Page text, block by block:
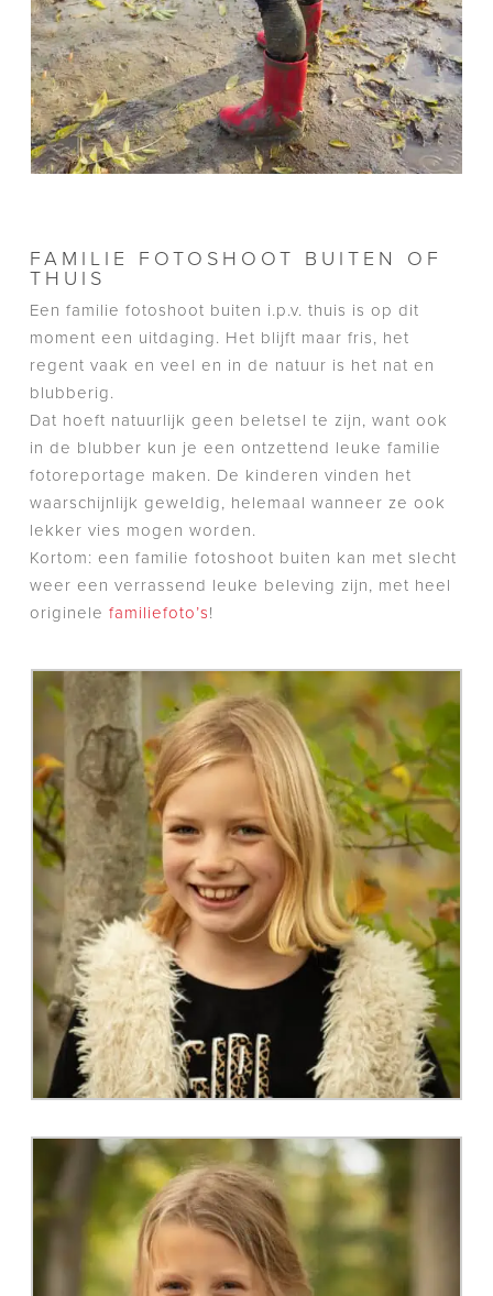
FAMILIE FOTOSHOOT BUITEN OF
THUIS
Een familie fotoshoot buiten i.p.v. thuis is op dit
moment een uitdaging. Het blijft maar fris, het
regent vaak en veel en in de natuur is het nat en
blubberig.
Dat hoeft natuurlijk geen beletsel te zijn, want ook
in de blubber kun je een ontzettend leuke familie
fotoreportage maken. De kinderen vinden het
waarschijnlijk geweldig, helemaal wanneer ze ook
lekker vies mogen worden.
Kortom: een familie fotoshoot buiten kan met slecht
weer een verrassend leuke beleving zijn, met heel
originele familiefoto’s!